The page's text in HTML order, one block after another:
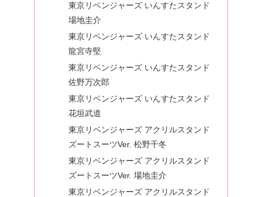
東京リベンジャーズ いんすたスタンド
場地圭介
東京リベンジャーズ いんすたスタンド
龍宮寺堅
東京リベンジャーズ いんすたスタンド
佐野万次郎
東京リベンジャーズ いんすたスタンド
花垣武道
東京リベンジャーズ アクリルスタンド
ズートスーツVer. 松野千冬
東京リベンジャーズ アクリルスタンド
ズートスーツVer. 場地圭介
東京リベンジャーズ アクリルスタンド